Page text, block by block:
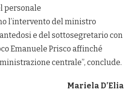
personale
l’intervento del ministro
e del sottosegretario con
Emanuele Prisco affinché
centrale”, conclude.
Mariela D’Elia